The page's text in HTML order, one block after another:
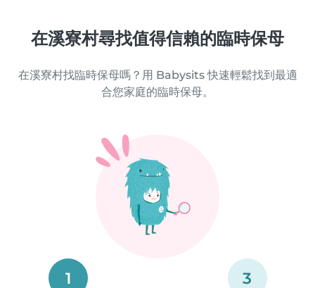
在溪寮村尋找值得信賴的臨時保母
在溪寮村找臨時保母嗎？用 Babysits 快速輕鬆找到最適
合您家庭的臨時保母。
1 3